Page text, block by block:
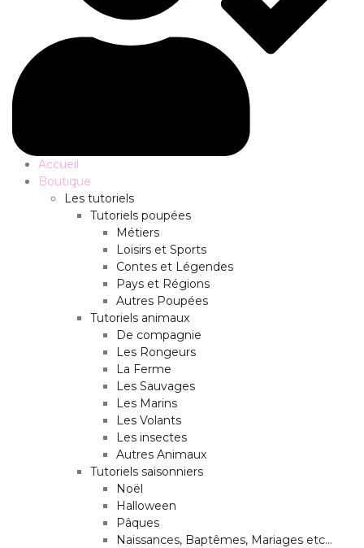
Accueil
Boutique
Les tutoriels
Tutoriels poupées
Métiers
Loisirs et Sports
Contes et Légendes
Pays et Régions
Autres Poupées
Tutoriels animaux
De compagnie
Les Rongeurs
La Ferme
Les Sauvages
Les Marins
Les Volants
Les insectes
Autres Animaux
Tutoriels saisonniers
Noël
Halloween
Pâques
Naissances, Baptêmes, Mariages etc…